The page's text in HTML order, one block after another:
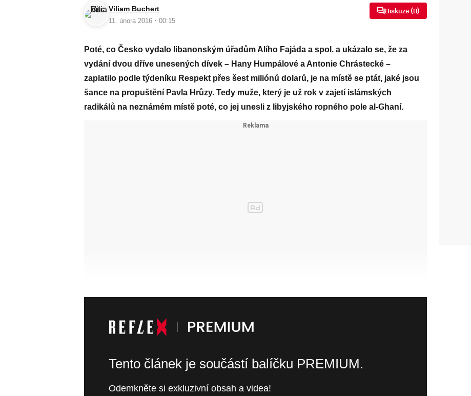
Viliam Buchert
11. února 2016 · 00:15
Diskuze (0)
Poté, co Česko vydalo libanonským úřadům Alího Fajáda a spol. a ukázalo se, že za
vydání dvou dříve unesených dívek – Hany Humpálové a Antonie Chrástecké –
zaplatilo podle týdeníku Respekt přes šest miliónů dolarů, je na místě se ptát, jaké jsou
šance na propuštění Pavla Hrůzy. Tedy muže, který je už rok v zajetí islámských
radikálů na neznámém místě poté, co jej unesli z libyjského ropného pole al-Ghaní.
Tento článek je součástí balíčku PREMIUM.
Odemkněte si exkluzivní obsah a videa!